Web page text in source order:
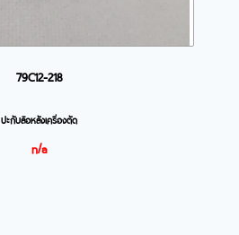
79C12-218
ปะกับล้อหลังเครื่องตัด
n/a